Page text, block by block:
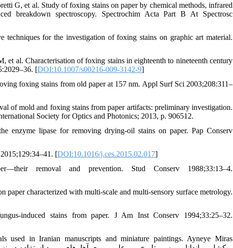
G, et al. Study of foxing stains on paper by chemical methods, infrared
breakdown spectroscopy. Spectrochim Acta Part B At Spectrosc
for the investigation of foxing stains on graphic art material.
et al. Characterisation of foxing stains in eighteenth to nineteenth century
[DOI:10.1007/s00216-009-3142-9]
foxing stains from old paper at 157 nm. Appl Surf Sci 2003;208:311–
of mold and foxing stains from paper artifacts: preliminary investigation.
Society for Optics and Photonics; 2013, p. 906512.
lipase for removing drying-oil stains on paper. Pap Conserv
[DOI:10.1016/j.ces.2015.02.017]
removal and prevention. Stud Conserv 1988;33:13–4.
characterized with multi‐scale and multi‐sensory surface metrology.
induced stains from paper. J Am Inst Conserv 1994;33:25–32.
used in Iranian manuscripts and miniature paintings. Ayneye Miras